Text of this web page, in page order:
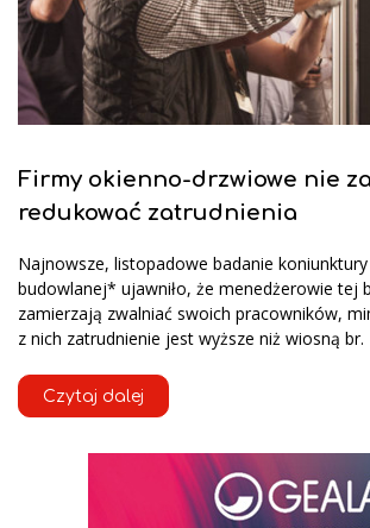
Firmy okienno-drzwiowe nie
redukować zatrudnienia
Najnowsze, listopadowe badanie
budowlanej* ujawniło, że menedżerowie tej
zamierzają zwalniać swoich pracowników,
z nich zatrudnienie jest wyższe niż wiosną br.
Czytaj dalej